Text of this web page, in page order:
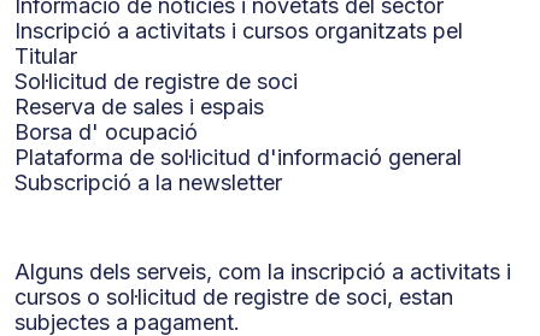
Informació de notícies i novetats del sector
Inscripció a activitats i cursos organitzats pel
Titular
Sol·licitud de registre de soci
Reserva de sales i espais
Borsa d' ocupació
Plataforma de sol·licitud d'informació general
Subscripció a la newsletter
Alguns dels serveis, com la inscripció a activitats i
cursos o sol·licitud de registre de soci, estan
subjectes a pagament.